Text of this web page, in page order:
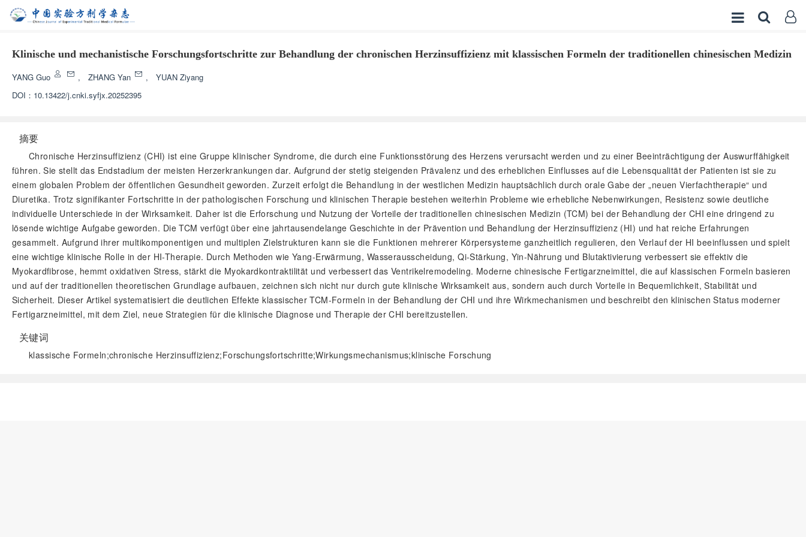
Klinische und mechanistische Forschungsfortschritte zur Behandlung der chronischen Herzinsuffizienz mit klassischen Formeln der traditionellen chinesischen Medizin
YANG Guo , ZHANG Yan ,
YUAN Ziyang
DOI： 10.13422/j.cnki.syfjx.20252395
摘要
Chronische Herzinsuffizienz (CHI) ist eine Gruppe klinischer Syndrome, die durch eine Funktionsstörung des Herzens verursacht werden und zu einer Beeinträchtigung der Auswurffähigkeit
führen. Sie stellt das Endstadium der meisten Herzerkrankungen dar. Aufgrund der stetig steigenden Prävalenz und des erheblichen Einflusses auf die Lebensqualität der Patienten ist sie zu
einem globalen Problem der öffentlichen Gesundheit geworden. Zurzeit erfolgt die Behandlung in der westlichen Medizin hauptsächlich durch orale Gabe der „neuen Vierfachtherapie“ und
Diuretika. Trotz signifikanter Fortschritte in der pathologischen Forschung und klinischen Therapie bestehen weiterhin Probleme wie erhebliche Nebenwirkungen, Resistenz sowie deutliche
individuelle Unterschiede in der Wirksamkeit. Daher ist die Erforschung und Nutzung der Vorteile der traditionellen chinesischen Medizin (TCM) bei der Behandlung der CHI eine dringend zu
lösende wichtige Aufgabe geworden. Die TCM verfügt über eine jahrtausendelange Geschichte in der Prävention und Behandlung der Herzinsuffizienz (HI) und hat reiche Erfahrungen
gesammelt. Aufgrund ihrer multikomponentigen und multiplen Zielstrukturen kann sie die Funktionen mehrerer Körpersysteme ganzheitlich regulieren, den Verlauf der HI beeinflussen und spielt
eine wichtige klinische Rolle in der HI-Therapie. Durch Methoden wie Yang-Erwärmung, Wasserausscheidung, Qi-Stärkung, Yin-Nährung und Blutaktivierung verbessert sie effektiv die
Myokardfibrose, hemmt oxidativen Stress, stärkt die Myokardkontraktilität und verbessert das Ventrikelremodeling. Moderne chinesische Fertigarzneimittel, die auf klassischen Formeln basieren
und auf der traditionellen theoretischen Grundlage aufbauen, zeichnen sich nicht nur durch gute klinische Wirksamkeit aus, sondern auch durch Vorteile in Bequemlichkeit, Stabilität und
Sicherheit. Dieser Artikel systematisiert die deutlichen Effekte klassischer TCM-Formeln in der Behandlung der CHI und ihre Wirkmechanismen und beschreibt den klinischen Status moderner
Fertigarzneimittel, mit dem Ziel, neue Strategien für die klinische Diagnose und Therapie der CHI bereitzustellen.
关键词
klassische Formeln;chronische Herzinsuffizienz;Forschungsfortschritte;Wirkungsmechanismus;klinische Forschung